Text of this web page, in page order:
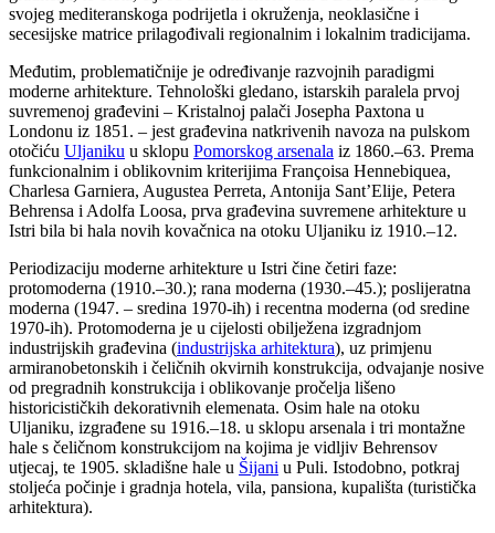
svojeg mediteranskoga podrijetla i okruženja, neoklasične i
secesijske matrice prilagođivali regionalnim i lokalnim tradicijama.
Međutim, problematičnije je određivanje razvojnih paradigmi
moderne arhitekture. Tehnološki gledano, istarskih paralela prvoj
suvremenoj građevini – Kristalnoj palači Josepha Paxtona u
Londonu iz 1851. – jest građevina natkrivenih navoza na pulskom
otočiću Uljaniku u sklopu Pomorskog arsenala iz 1860.–63. Prema
funkcionalnim i oblikovnim kriterijima Françoisa Hennebiquea,
Charlesa Garniera, Augustea Perreta, Antonija Sant’Elije, Petera
Behrensa i Adolfa Loosa, prva građevina suvremene arhitekture u
Istri bila bi hala novih kovačnica na otoku Uljaniku iz 1910.–12.
Periodizaciju moderne arhitekture u Istri čine četiri faze:
protomoderna (1910.–30.); rana moderna (1930.–45.); poslijeratna
moderna (1947. – sredina 1970-ih) i recentna moderna (od sredine
1970-ih). Protomoderna je u cijelosti obilježena izgradnjom
industrijskih građevina (industrijska arhitektura), uz primjenu
armiranobetonskih i čeličnih okvirnih konstrukcija, odvajanje nosive
od pregradnih konstrukcija i oblikovanje pročelja lišeno
historicističkih dekorativnih elemenata. Osim hale na otoku
Uljaniku, izgrađene su 1916.–18. u sklopu arsenala i tri montažne
hale s čeličnom konstrukcijom na kojima je vidljiv Behrensov
utjecaj, te 1905. skladišne hale u Šijani u Puli. Istodobno, potkraj
stoljeća počinje i gradnja hotela, vila, pansiona, kupališta (turistička
arhitektura).